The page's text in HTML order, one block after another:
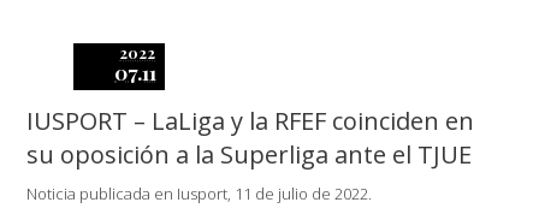
2022
07.11
IUSPORT – LaLiga y la RFEF coinciden en
su oposición a la Superliga ante el TJUE
Noticia publicada en Iusport, 11 de julio de 2022.